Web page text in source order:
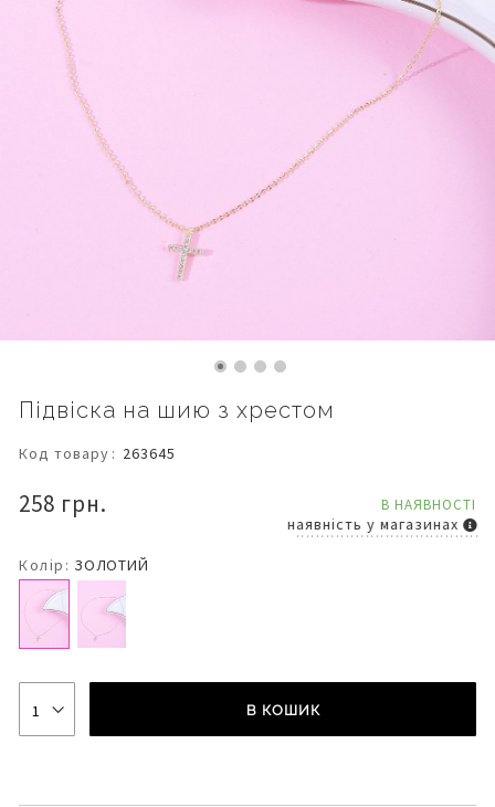
Підвіска на шию з хрестом
Код товару 263645
258 грн. В НАЯВНОСТІ
наявність у магазинах
Колір: ЗОЛОТИЙ
В КОШИК
галереї